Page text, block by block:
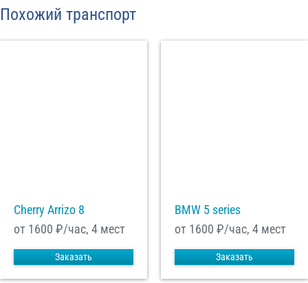
Похожий транспорт
Cherry Arrizo 8
от 1600 ₽/час, 4 мест
Заказать
BMW 5 series
от 1600 ₽/час, 4 мест
Заказать